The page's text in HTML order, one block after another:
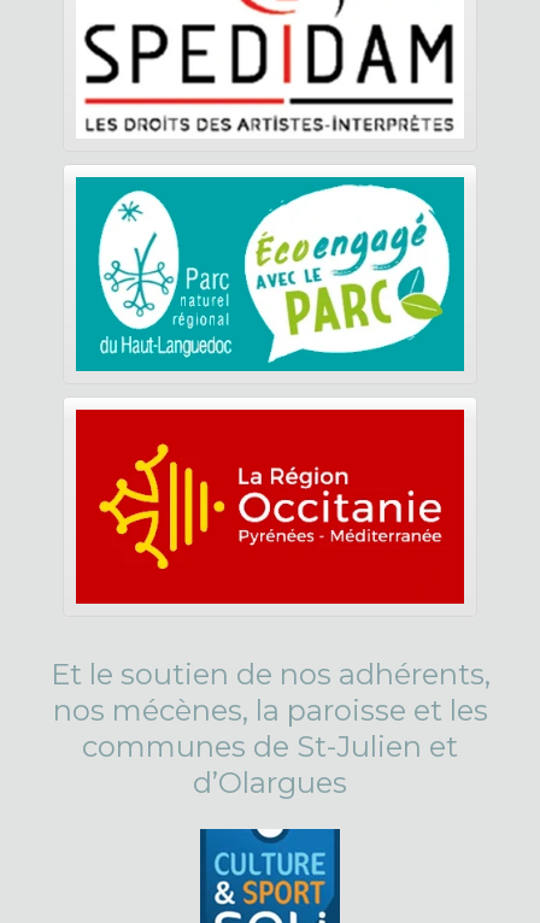
Et le soutien de nos adhérents,
nos mécènes, la paroisse et les
communes de St-Julien et
d’Olargues